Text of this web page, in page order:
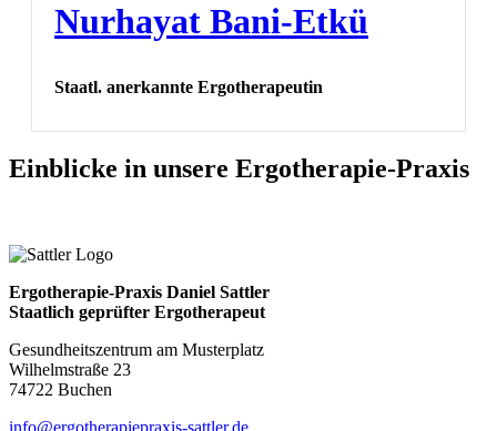
Nurhayat Bani-Etkü
Staatl. anerkannte Ergotherapeutin
Einblicke in unsere Ergotherapie-Praxis
Ergotherapie-Praxis Daniel Sattler
Staatlich geprüfter Ergotherapeut
Gesundheitszentrum am Musterplatz
Wilhelmstraße 23
74722 Buchen
info@ergotherapiepraxis-sattler.de